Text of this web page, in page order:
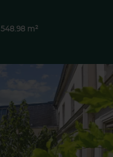
548.98 m²